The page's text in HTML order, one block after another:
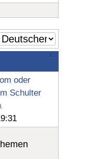
×
oder
Schulter